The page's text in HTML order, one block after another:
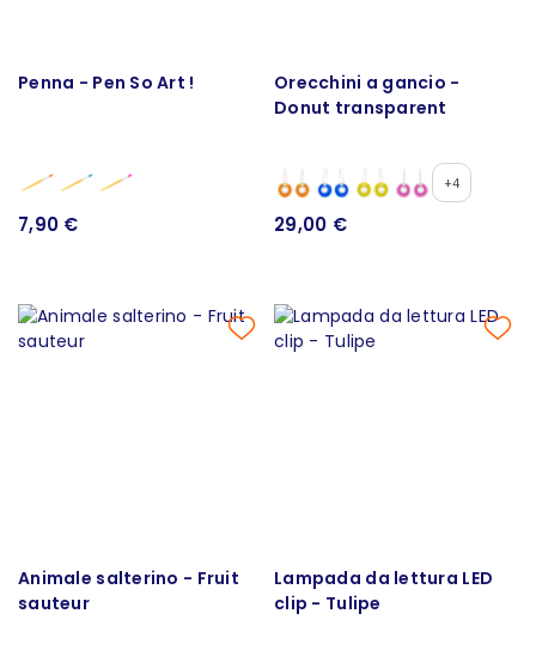
Penna - Pen So Art !
7,90 €
Orecchini a gancio -
Donut transparent
+4
29,00 €
Animale salterino - Fruit
sauteur
Lampada da lettura LED
clip - Tulipe